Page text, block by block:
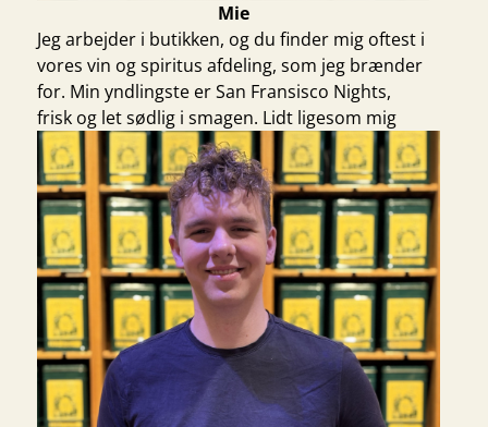
Mie
Jeg arbejder i butikken, og du finder mig oftest i
vores vin og spiritus afdeling, som jeg brænder
for. Min yndlingste erSan Fransisco Nights,
frisk og let sødlig i smagen. Lidt ligesom mig